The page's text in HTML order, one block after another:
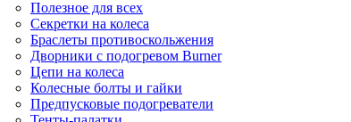
Полезное для всех
Секретки на колеса
Браслеты противоскольжения
Дворники с подогревом Burner
Цепи на колеса
Колесные болты и гайки
Предпусковые подогреватели